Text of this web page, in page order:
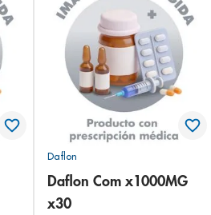
Daflon
Daflon Com x1000MG
x30